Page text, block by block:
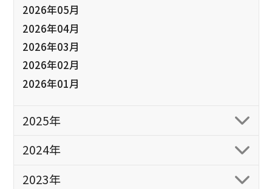
2026年05月
2026年04月
2026年03月
2026年02月
2026年01月
2025年
2024年
2023年